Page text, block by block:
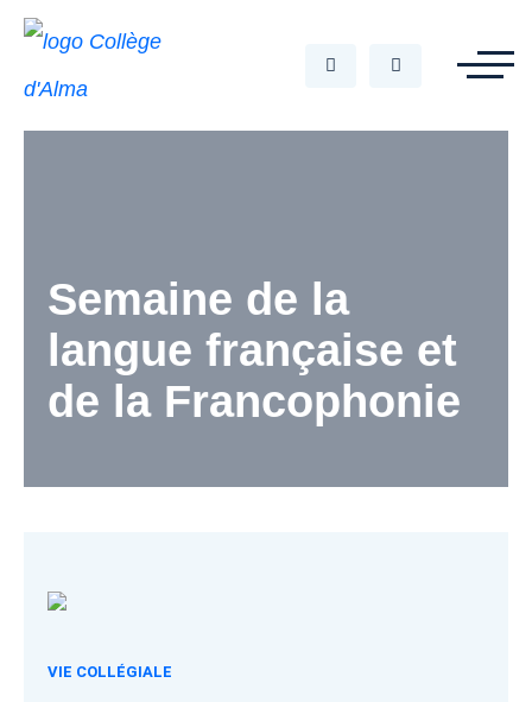
Semaine de la
langue française et
de la Francophonie
VIE COLLÉGIALE